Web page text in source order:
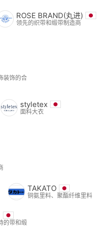
ROSE BRAND(丸进)
领先的织带和缎带制造商
装饰的合
styletex
面料大衣
TAKATO
铜氨里料、聚酯纤维里料
的带和缎